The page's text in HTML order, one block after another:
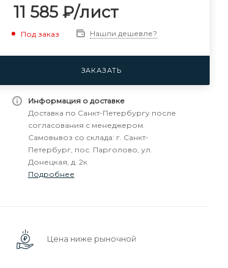
11 585₽/лист
Под заказ Нашли дешевле?
ЗАКАЗАТЬ
Информация о доставке
Доставка по Санкт-Петербургу после
согласования с менеджером.
Самовывоз со склада: г. Санкт-
Петербург, пос. Парголово, ул.
Донецкая, д. 2к
Подробнее
Цена ниже рыночной